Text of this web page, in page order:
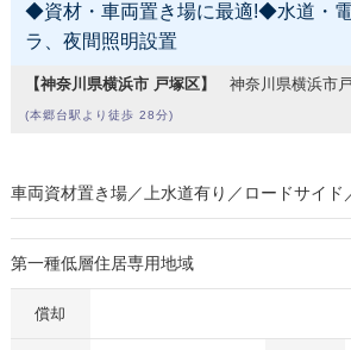
◆資材・車両置き場に最適!◆水道・
ラ、夜間照明設置
【神奈川県横浜市 戸塚区】 神奈川県横浜市
(本郷台駅より徒歩 28分)
車両資材置き場／上水道有り／ロードサイド
第一種低層住居専用地域
償却